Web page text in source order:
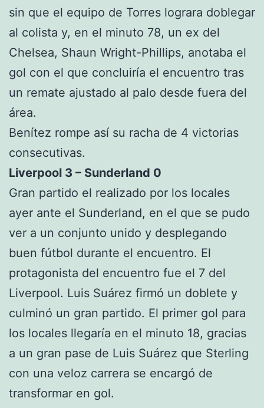
sin que el equipo de Torres lograra doblegar
al colista y, en el minuto 78, un ex del
Chelsea, Shaun Wright-Phillips, anotaba el
gol con el que concluiría el encuentro tras
un remate ajustado al palo desde fuera del
área.
Benítez rompe así su racha de 4 victorias
consecutivas.
Liverpool 3 – Sunderland 0
Gran partido el realizado por los locales
ayer ante el Sunderland, en el que se pudo
ver a un conjunto unido y desplegando
buen fútbol durante el encuentro. El
protagonista del encuentro fue el 7 del
Liverpool. Luis Suárez firmó un doblete y
culminó un gran partido. El primer gol para
los locales llegaría en el minuto 18, gracias
a un gran pase de Luis Suárez que Sterling
con una veloz carrera se encargó de
transformar en gol.